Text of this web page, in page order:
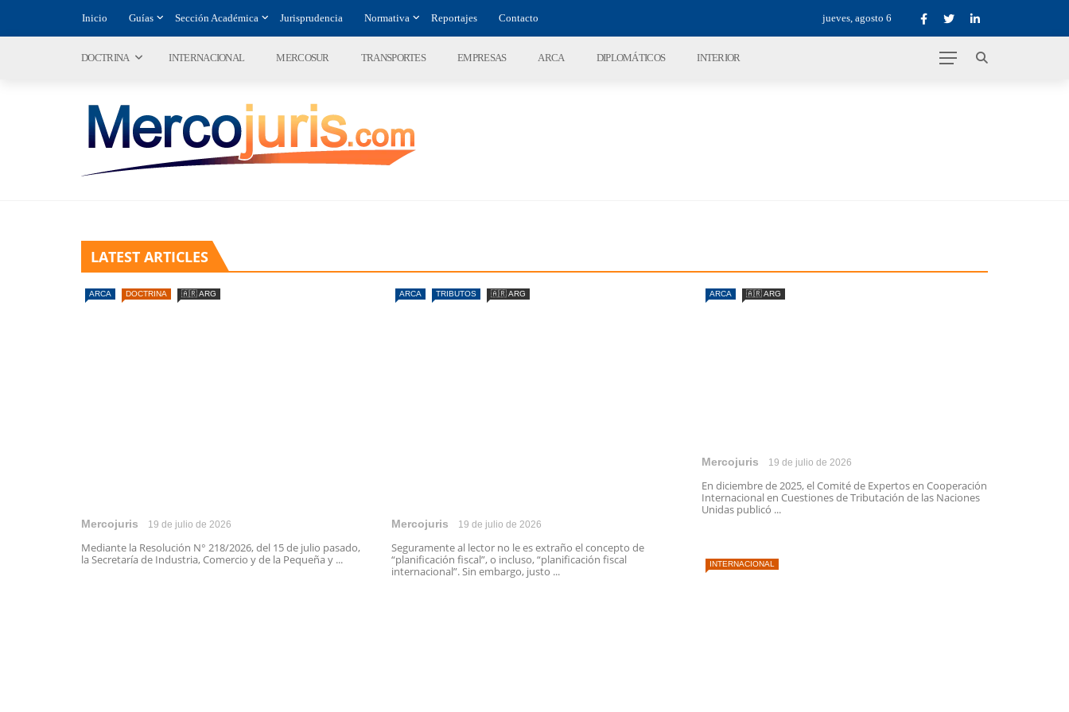
Inicio Guías Sección Académica Jurisprudencia Normativa Reportajes Contacto jueves, agosto 6
DOCTRINA INTERNACIONAL MERCOSUR TRANSPORTES EMPRESAS ARCA DIPLOMÁTICOS INTERIOR
LATEST ARTICLES
ARCA DOCTRINA 🇦🇷 ARG
Mercojuris 19 de julio de 2026
Mediante la Resolución N° 218/2026, del 15 de julio pasado,
la Secretaría de Industria, Comercio y de la Pequeña y ...
ARCA TRIBUTOS 🇦🇷 ARG
Mercojuris 19 de julio de 2026
Seguramente al lector no le es extraño el concepto de
“planificación fiscal”, o incluso, “planificación fiscal
internacional”. Sin embargo, justo ...
ARCA 🇦🇷 ARG
Mercojuris 19 de julio de 2026
En diciembre de 2025, el Comité de Expertos en Cooperación
Internacional en Cuestiones de Tributación de las Naciones
Unidas publicó ...
INTERNACIONAL